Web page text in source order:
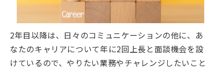
2年目以降は、日々のコミュニケーションの他に、あ
なたのキャリアについて年に2回上長と面談機会を設
けているので、やりたい業務やチャレンジしたいこと